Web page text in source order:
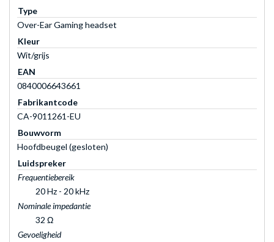
Type
Over-Ear Gaming headset
Kleur
Wit/grijs
EAN
0840006643661
Fabrikantcode
CA-9011261-EU
Bouwvorm
Hoofdbeugel (gesloten)
Luidspreker
Frequentiebereik
20 Hz - 20 kHz
Nominale impedantie
32 Ω
Gevoeligheid